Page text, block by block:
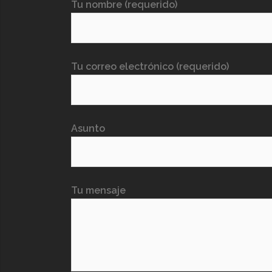
Tu nombre (requerido)
Tu correo electrónico (requerido)
Asunto
Tu mensaje